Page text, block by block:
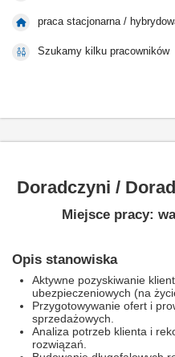
praca stacjonarna /
Szukamy kilku pracowników
Doradczyni /
Miejsce pracy:
Opis stanowiska
Aktywne pozyskiwanie
ubezpieczeniowych (na
Przygotowywanie ofert i
sprzedażowych.
Analiza potrzeb klienta i
rozwiązań.